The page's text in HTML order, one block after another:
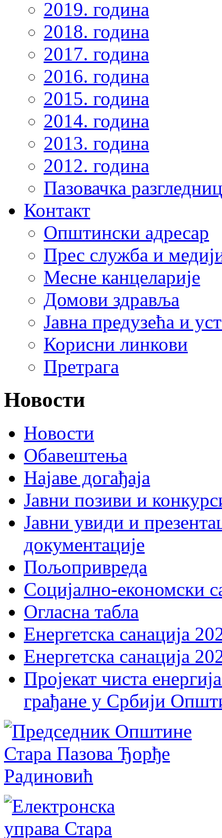
2019. година
2018. година
2017. година
2016. година
2015. година
2014. година
2013. година
2012. година
Пазовачка
Контакт
Општински адресар
Прес служба и
Месне канцеларије
Домови здравља
Јавна предузећа и
Корисни линкови
Претрага
Новости
Новости
Обавештења
Најаве догађаја
Јавни позиви и
Јавни увиди и
документације
Пољопривреда
Социјално-економски
Огласна табла
Енергетска санација
Енергетска санација
Пројекат чиста
грађане у Србији